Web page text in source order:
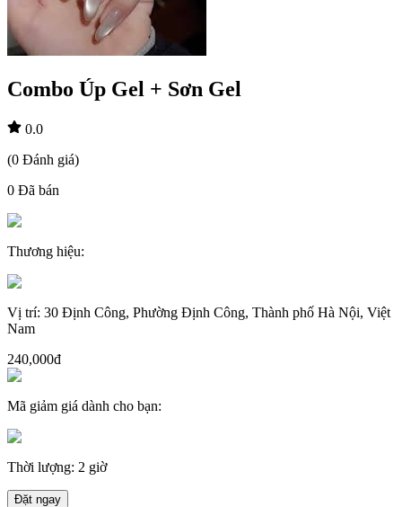
Combo Úp Gel + Sơn Gel
0.0
(0 Đánh giá)
0 Đã bán
Thương hiệu:
Vị trí: 30 Định Công, Phường Định Công, Thành phố Hà Nội, Việt
Nam
240,000đ
Mã giảm giá dành cho bạn:
Thời lượng: 2 giờ
Đặt ngay